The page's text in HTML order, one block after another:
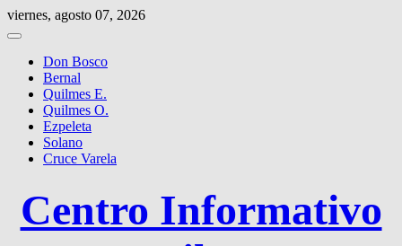
Saltar
al
viernes, agosto 07, 2026
Don Bosco
Bernal
Quilmes E.
Quilmes O.
Ezpeleta
Solano
Cruce Varela
Centro Informativo